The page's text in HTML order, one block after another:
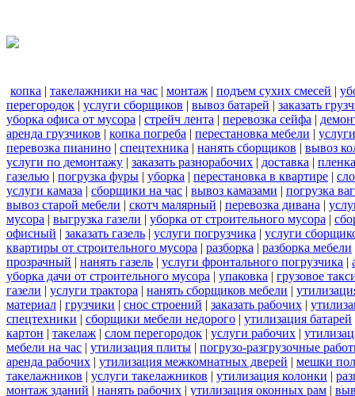
копка | такелажники на час | монтаж | подъем сухих смесей |
перегородок | услуги сборщиков | вывоз батарей | заказать
уборка офиса от мусора | стрейч лента | перевозка сейфа |
аренда грузчиков | копка погреба | перестановка мебели |
перевозка пианино | спецтехника | нанять сборщиков | вывоз
услуги по демонтажу | заказать разнорабочих | доставка | пленка
газелью | погрузка фуры | уборка | перестановка в квартире |
услуги камаза | сборщики на час | вывоз камазами | погрузка
вывоз старой мебели | скотч малярный | перевозка дивана |
мусора | выгрузка газели | уборка от строительного мусора |
офисный | заказать газель | услуги погрузчика | услуги
квартиры от строительного мусора | разборка | разборка мебели
прозрачный | нанять газель | услуги фронтального погрузчика |
уборка дачи от строительного мусора | упаковка | грузовое
газели | услуги трактора | нанять сборщиков мебели |
материал | грузчики | снос строений | заказать рабочих |
спецтехники | сборщики мебели недорого | утилизация батарей
картон | такелаж | слом перегородок | услуги рабочих |
мебели на час | утилизация плиты | погрузо-разгрузочные
аренда рабочих | утилизация межкомнатных дверей | мешки
такелажников | услуги такелажников | утилизация колонки |
монтаж зданий | нанять рабочих | утилизация оконных рам |